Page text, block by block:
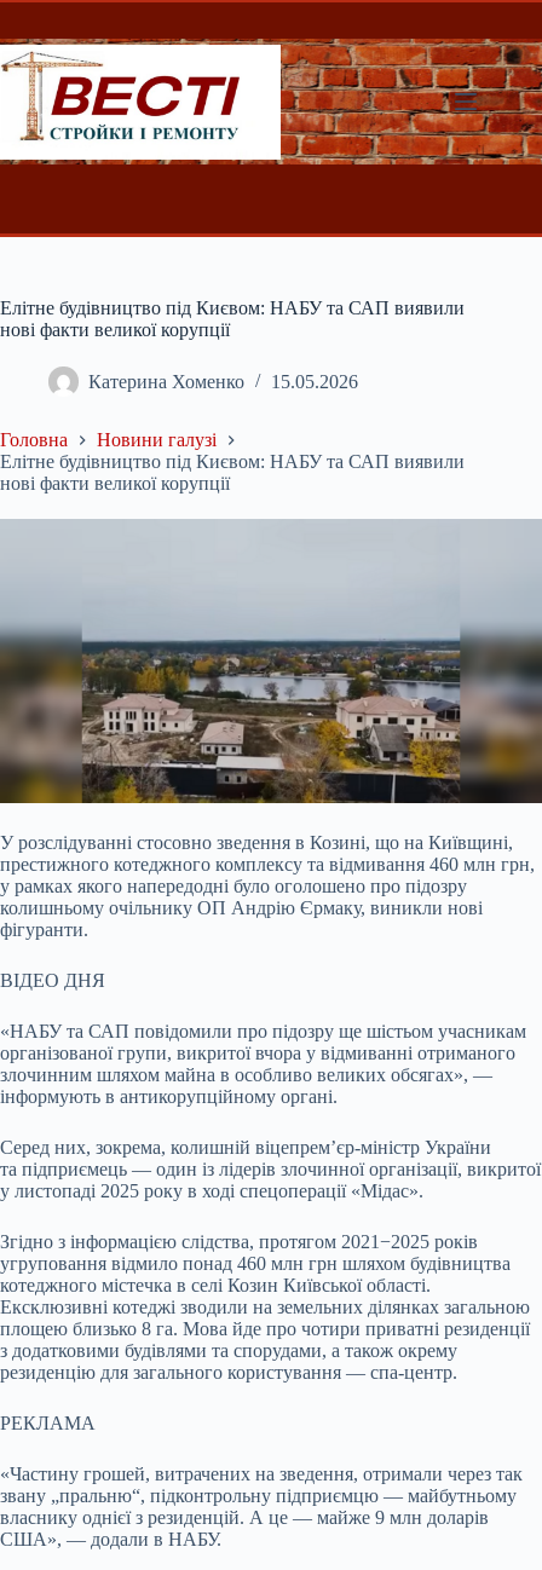
Перейти
вмісту
Елітне будівництво під Києвом: НАБУ та САП виявили
нові факти великої корупції
Катерина Хоменко 15.05.2026
Головна
Новини галузі
Елітне будівництво під Києвом: НАБУ та САП виявили
нові факти великої корупції
У розслідуванні стосовно зведення в Козині, що на Київщині,
престижного котеджного комплексу та відмивання 460 млн грн,
у рамках якого напередодні було оголошено про підозру
колишньому очільнику ОП Андрію Єрмаку, виникли нові
фігуранти.
ВІДЕО ДНЯ
«НАБУ та САП повідомили про підозру ще шістьом учасникам
організованої групи, викритої вчора у відмиванні отриманого
злочинним шляхом майна в особливо великих обсягах», —
інформують в антикорупційному органі.
Серед них, зокрема, колишній віцепрем’єр-міністр України
та підприємець — один із лідерів злочинної організації, викритої
у листопаді 2025 року в ході спецоперації «Мідас».
Згідно з інформацією слідства, протягом 2021−2025 років
угруповання відмило понад 460 млн грн шляхом будівництва
котеджного містечка в селі Козин Київської області.
Ексклюзивні котеджі зводили на земельних ділянках загальною
площею близько 8 га. Мова йде про чотири приватні резиденції
з додатковими будівлями та спорудами, а також окрему
резиденцію для загального користування — спа-центр.
РЕКЛАМА
«Частину грошей, витрачених на зведення, отримали через так
звану „пральню“, підконтрольну підприємцю — майбутньому
власнику однієї з резиденцій. А це — майже 9 млн доларів
США», — додали в НАБУ.